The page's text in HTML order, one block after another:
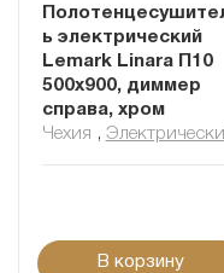
ь электрический
Lemark Linara П10
500x900, диммер
справа, хром
Чехия ,
В корзину